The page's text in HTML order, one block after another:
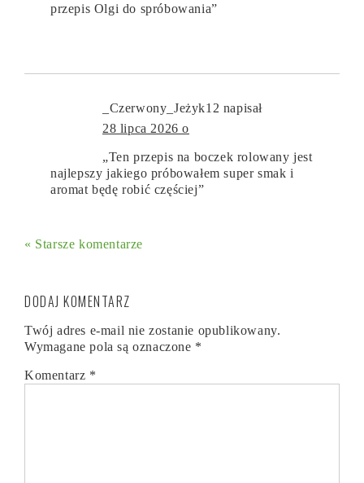
przepis Olgi do spróbowania”
_Czerwony_Jeżyk12 napisał
28 lipca 2026 o
„Ten przepis na boczek rolowany jest
najlepszy jakiego próbowałem super smak i
aromat będę robić częściej”
« Starsze komentarze
DODAJ KOMENTARZ
Twój adres e-mail nie zostanie opublikowany.
Wymagane pola są oznaczone *
Komentarz *